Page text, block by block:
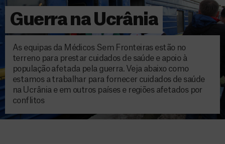
Guerra na Ucrânia
As equipas da Médicos Sem Fronteiras estão no
terreno para prestar cuidados de saúde e apoio à
população afetada pela guerra. Veja abaixo como
estamos a trabalhar para fornecer cuidados de saúde
na Ucrânia e em outros países e regiões afetados por
conflitos